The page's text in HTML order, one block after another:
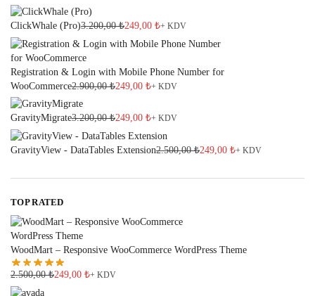
ClickWhale (Pro)3.200,00₺249,00 ₺+ KDV
Registration & Login with Mobile Phone Number for
WooCommerce2.900,00₺249,00 ₺+ KDV
GravityMigrate3.200,00₺249,00 ₺+ KDV
GravityView - DataTables Extension2.500,00₺249,00 ₺+ KDV
TOP RATED
WoodMart – Responsive WooCommerce WordPress Theme
2.500,00₺249,00 ₺+ KDV